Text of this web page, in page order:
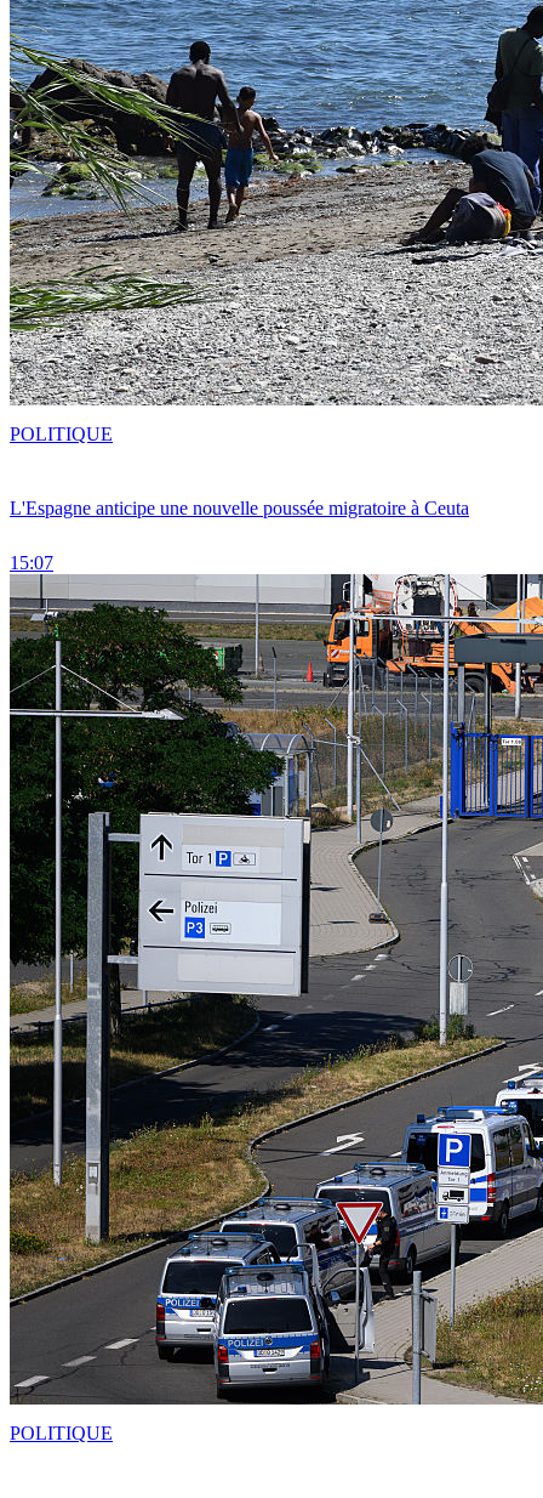
L'Espagne anticipe une nouvelle poussée migratoire à Ceuta
15:07
POLITIQUE
POLITIQUE